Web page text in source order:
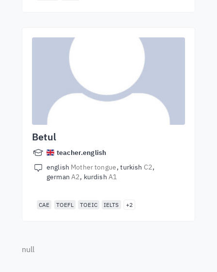
Betul
teacher.english
english Mother tongue turkish C2
german A2 kurdish A1
CAE TOEFL TOEIC IELTS +2
null